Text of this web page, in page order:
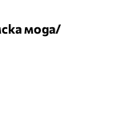
мода/